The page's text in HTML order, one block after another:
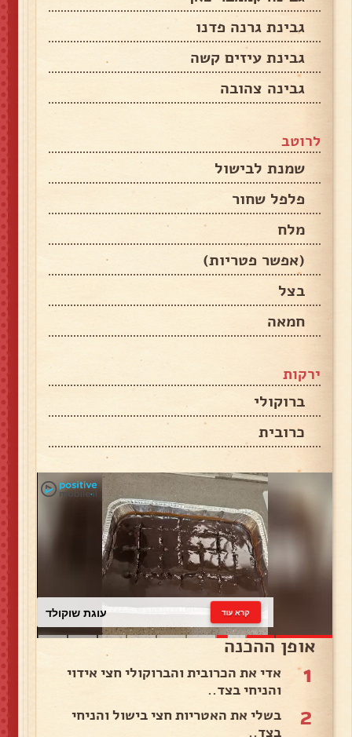
גבינת גרנה פדנו
גבינת עיזים קשה
גבינה צהובה
לרוטב
שמנת לבישול
פלפל שחור
מלח
(אפשר פטריות)
בצל
חמאה
ירקות
ברוקולי
כרובית
עוגת שוקולד קרא עוד
אופן ההכנה
1
אדי את הכרובית והברוקולי חצי אידוי
והניחי בצד..
2
בשלי את האטריות חצי בישול והניחי
בצד..